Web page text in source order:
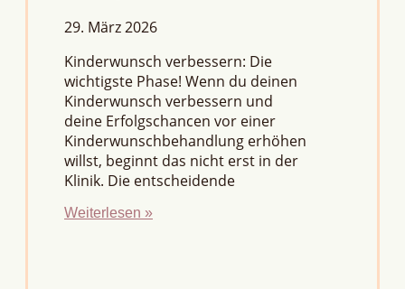
29. März 2026
Kinderwunsch verbessern: Die
wichtigste Phase! Wenn du deinen
Kinderwunsch verbessern und
deine Erfolgschancen vor einer
Kinderwunschbehandlung erhöhen
willst, beginnt das nicht erst in der
Klinik. Die entscheidende
Weiterlesen »